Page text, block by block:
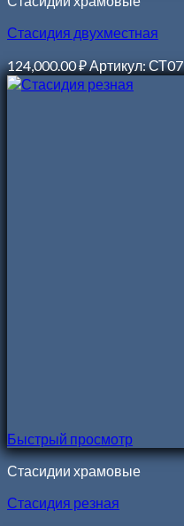
Стасидия двухместная
124,000.00₽Артикул:
Быстрый просмотр
Стасидии храмовые
Стасидия резная